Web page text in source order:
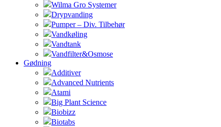
Wilma Gro Systemer
Drypvanding
Pumper – Div. Tilbehør
Vandkøling
Vandtank
Vandfilter&Osmose
Gødning
Additiver
Advanced Nutrients
Atami
Big Plant Science
Biobizz
Biotabs